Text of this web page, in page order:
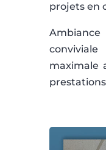
projets en
maximale